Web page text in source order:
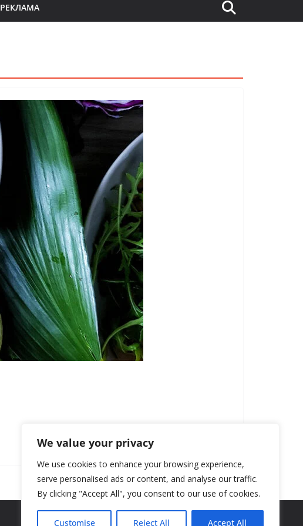
We value your privacy
We use cookies to enhance your browsing experience,
serve personalised ads or content, and analyse our traffic.
By clicking "Accept All", you consent to our use of cookies.
Customise Reject All Accept All
РЕКЛАМА